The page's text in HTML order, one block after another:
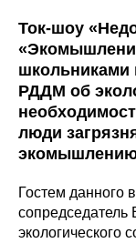
Ток-шоу
школьниками
РДДМ об
люди
Гостем данного
сопредседатель
экологического